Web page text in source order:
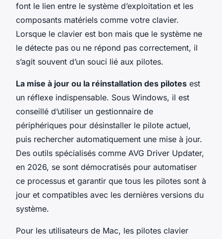
font le lien entre le système d’exploitation et les
composants matériels comme votre clavier.
Lorsque le clavier est bon mais que le système ne
le détecte pas ou ne répond pas correctement, il
s’agit souvent d’un souci lié aux pilotes.
La mise à jour ou la réinstallation des pilotes est
un réflexe indispensable. Sous Windows, il est
conseillé d’utiliser un gestionnaire de
périphériques pour désinstaller le pilote actuel,
puis rechercher automatiquement une mise à jour.
Des outils spécialisés comme AVG Driver Updater,
en 2026, se sont démocratisés pour automatiser
ce processus et garantir que tous les pilotes sont à
jour et compatibles avec les dernières versions du
système.
Pour les utilisateurs de Mac, les pilotes clavier